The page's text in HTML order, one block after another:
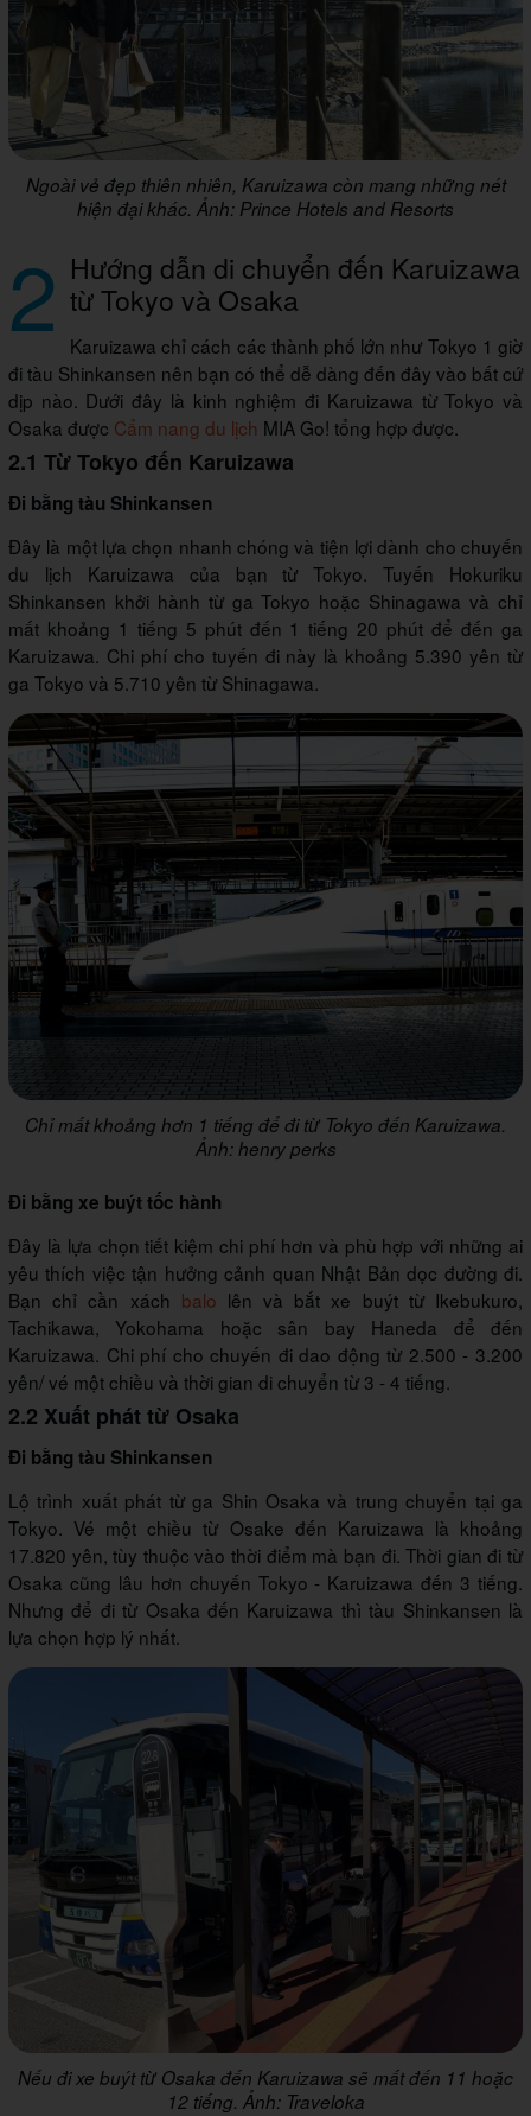
Ngoài vẻ đẹp thiên nhiên, Karuizawa còn mang những nét
hiện đại khác. Ảnh: Prince Hotels and Resorts
2 Hướng dẫn di chuyển đến Karuizawa
từ Tokyo và Osaka
Karuizawa chỉ cách các thành phố lớn như Tokyo 1 giờ
đi tàu Shinkansen nên bạn có thể dễ dàng đến đây vào bất cứ
dịp nào. Dưới đây là kinh nghiệm đi Karuizawa từ Tokyo và
Osaka được Cẩm nang du lịch MIA Go! tổng hợp được.
2.1 Từ Tokyo đến Karuizawa
Đi bằng tàu Shinkansen
Đây là một lựa chọn nhanh chóng và tiện lợi dành cho chuyến
du lịch Karuizawa của bạn từ Tokyo. Tuyến Hokuriku
Shinkansen khởi hành từ ga Tokyo hoặc Shinagawa và chỉ
mất khoảng 1 tiếng 5 phút đến 1 tiếng 20 phút để đến ga
Karuizawa. Chi phí cho tuyến đi này là khoảng 5.390 yên từ
ga Tokyo và 5.710 yên từ Shinagawa.
Chỉ mất khoảng hơn 1 tiếng để đi từ Tokyo đến Karuizawa.
Ảnh: henry perks
Đi bằng xe buýt tốc hành
Đây là lựa chọn tiết kiệm chi phí hơn và phù hợp với những ai
yêu thích việc tận hưởng cảnh quan Nhật Bản dọc đường đi.
Bạn chỉ cần xách balo lên và bắt xe buýt từ Ikebukuro,
Tachikawa, Yokohama hoặc sân bay Haneda để đến
Karuizawa. Chi phí cho chuyến đi dao động từ 2.500 - 3.200
yên/ vé một chiều và thời gian di chuyển từ 3 - 4 tiếng.
2.2 Xuất phát từ Osaka
Đi bằng tàu Shinkansen
Lộ trình xuất phát từ ga Shin Osaka và trung chuyển tại ga
Tokyo. Vé một chiều từ Osake đến Karuizawa là khoảng
17.820 yên, tùy thuộc vào thời điểm mà bạn đi. Thời gian đi từ
Osaka cũng lâu hơn chuyến Tokyo - Karuizawa đến 3 tiếng.
Nhưng để đi từ Osaka đến Karuizawa thì tàu Shinkansen là
lựa chọn hợp lý nhất.
Nếu đi xe buýt từ Osaka đến Karuizawa sẽ mất đến 11 hoặc
12 tiếng. Ảnh: Traveloka